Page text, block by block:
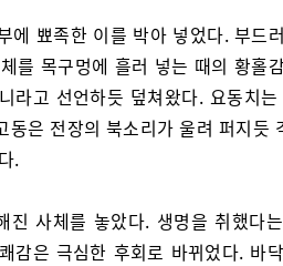
에 뾰족한 이를 박아 넣었다. 부드
를 목구멍에 흘러 넣는 때의 황홀
라고 선언하듯 덮쳐왔다. 요동치
은 전장의 북소리가 울려 퍼지듯
.
진 사체를 놓았다. 생명을 취했다
감은 극심한 후회로 바뀌었다. 바